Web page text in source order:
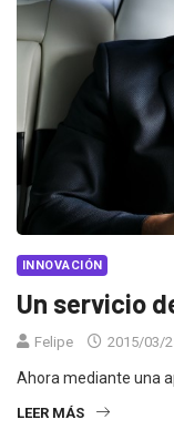
INNOVACIÓN
Un servicio
Felipe 2015/03/
Ahora mediante una
LEER MÁS